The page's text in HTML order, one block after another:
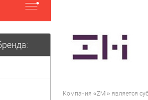
Компания «ZMI» является